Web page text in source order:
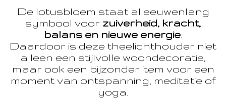
De lotusbloem staat al eeuwenlang
symbool voor zuiverheid, kracht,
balans en nieuwe energie
Daardoor is deze theelichthouder niet
alleen een stijlvolle woondecoratie,
maar ook een bijzonder item voor een
moment van ontspanning, meditatie of
yoga.